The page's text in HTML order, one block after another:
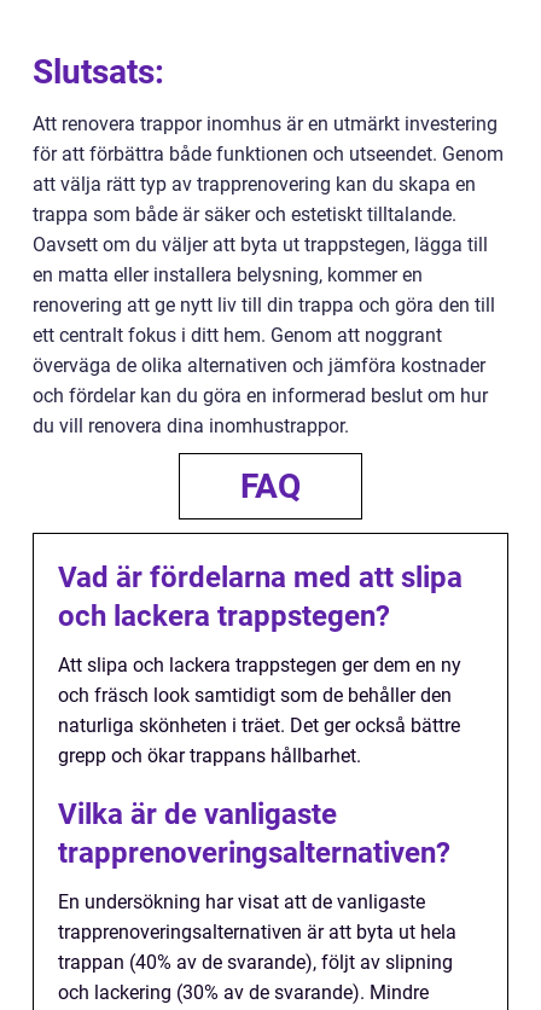
Slutsats:
Att renovera trappor inomhus är en utmärkt investering
för att förbättra både funktionen och utseendet. Genom
att välja rätt typ av trapprenovering kan du skapa en
trappa som både är säker och estetiskt tilltalande.
Oavsett om du väljer att byta ut trappstegen, lägga till
en matta eller installera belysning, kommer en
renovering att ge nytt liv till din trappa och göra den till
ett centralt fokus i ditt hem. Genom att noggrant
överväga de olika alternativen och jämföra kostnader
och fördelar kan du göra en informerad beslut om hur
du vill renovera dina inomhustrappor.
FAQ
Vad är fördelarna med att slipa
och lackera trappstegen?
Att slipa och lackera trappstegen ger dem en ny
och fräsch look samtidigt som de behåller den
naturliga skönheten i träet. Det ger också bättre
grepp och ökar trappans hållbarhet.
Vilka är de vanligaste
trapprenoveringsalternativen?
En undersökning har visat att de vanligaste
trapprenoveringsalternativen är att byta ut hela
trappan (40% av de svarande), följt av slipning
och lackering (30% av de svarande). Mindre